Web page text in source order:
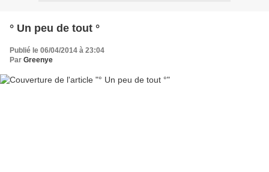
° Un peu de tout °
Publié le 06/04/2014 à 23:04
Par Greenye